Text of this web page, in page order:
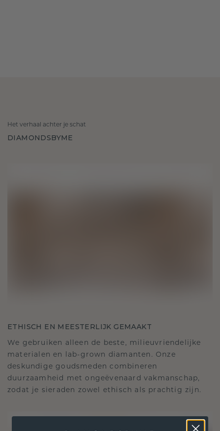
Het verhaal achter je schat
DIAMONDSBYME
ETHISCH EN MEESTERLIJK GEMAAKT
We gebruiken alleen de beste, milieuvriendelijke
materialen en lab-grown diamanten. Onze
deskundige goudsmeden combineren
duurzaamheid met ongeëvenaard vakmanschap,
zodat je sieraden zowel ethisch als prachtig zijn.